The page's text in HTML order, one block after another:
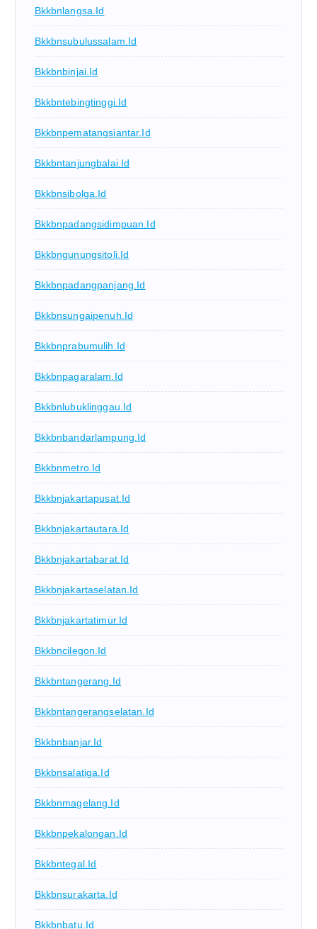
Bkkbnlangsa.id
Bkkbnsubulussalam.id
Bkkbnbinjai.id
Bkkbntebingtinggi.id
Bkkbnpematangsiantar.id
Bkkbntanjungbalai.id
Bkkbnsibolga.id
Bkkbnpadangsidimpuan.id
Bkkbngunungsitoli.id
Bkkbnpadangpanjang.id
Bkkbnsungaipenuh.id
Bkkbnprabumulih.id
Bkkbnpagaralam.id
Bkkbnlubuklinggau.id
Bkkbnbandarlampung.id
Bkkbnmetro.id
Bkkbnjakartapusat.id
Bkkbnjakartautara.id
Bkkbnjakartabarat.id
Bkkbnjakartaselatan.id
Bkkbnjakartatimur.id
Bkkbncilegon.id
Bkkbntangerang.id
Bkkbntangerangselatan.id
Bkkbnbanjar.id
Bkkbnsalatiga.id
Bkkbnmagelang.id
Bkkbnpekalongan.id
Bkkbntegal.id
Bkkbnsurakarta.id
Bkkbnbatu.id